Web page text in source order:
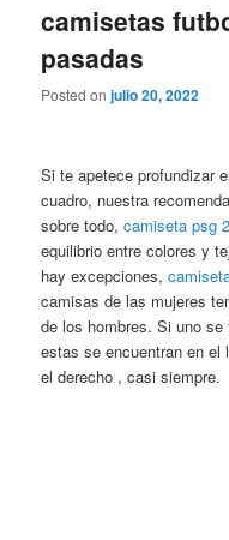
camisetas
pasadas
Posted onjulio 20, 2022
Si te apetece profundizar
cuadro, nuestra
sobre todo,camiseta psg
equilibrio entre colores y
hay excepciones,
camisas de las mujeres
de los hombres. Si uno
estas se encuentran en el
el derecho , casi siempre.